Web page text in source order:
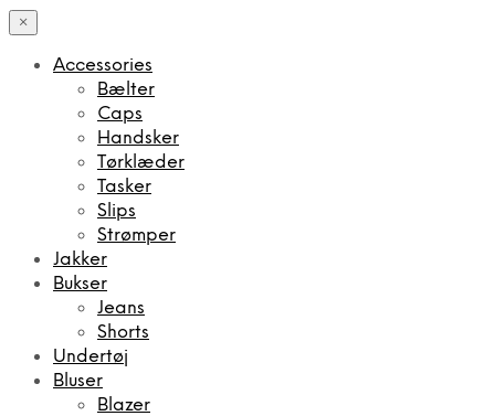
×
Accessories
Bælter
Caps
Handsker
Tørklæder
Tasker
Slips
Strømper
Jakker
Bukser
Jeans
Shorts
Undertøj
Bluser
Blazer